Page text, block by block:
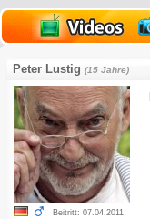
Peter Lustig(15 Jahre)
Beitritt: 07.04.2011